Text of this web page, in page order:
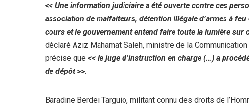
<< Une information judiciaire a été ouverte contre ces
association de malfaiteurs, détention illégale d’armes à
cours et le gouvernement entend faire toute la lumière sur
déclaré Aziz Mahamat Saleh, ministre de la
précise que << le juge d’instruction en charge (…) a
de dépôt >>.
Baradine Berdei Targuio, militant connu des droits de